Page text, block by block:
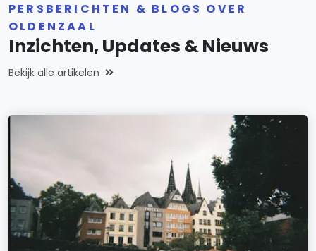
PERSBERICHTEN & BLOGS OVER
OLDENZAAL
Inzichten, Updates & Nieuws
Bekijk alle artikelen